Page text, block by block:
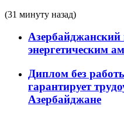
(31 минуту назад)
Азербайджанский
энергетическим
Диплом без
гарантирует
Азербайджане